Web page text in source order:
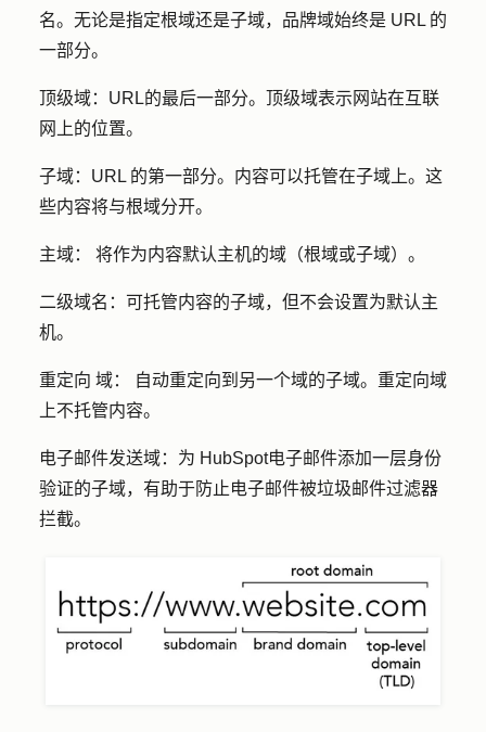
名。无论是指定根域还是子域，品牌域始终是 URL 的
一部分。
顶级域：URL的最后一部分。顶级域表示网站在互联
网上的位置。
子域：URL 的第一部分。内容可以托管在子域上。这
些内容将与根域分开。
主域： 将作为内容默认主机的域（根域或子域）。
二级域名： 可托管内容的子域，但不会设置为默认主
机。
重定向 域：
自动重定向到另一个域的子域。重定向域
上不托管内容。
电子邮件发送域： 为 HubSpot电子邮件添加一层身份
验证的子域，有助于防止电子邮件被垃圾邮件过滤器
拦截。